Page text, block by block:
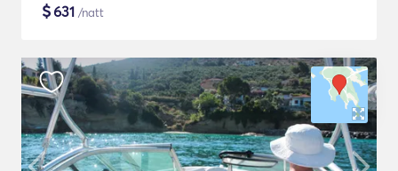
$631 /natt